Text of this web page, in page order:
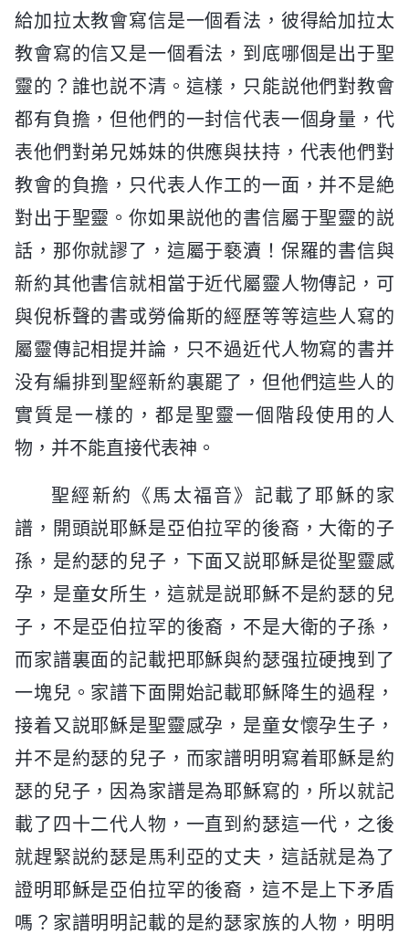
給加拉太教會寫信是一個看法，彼得給加拉太
教會寫的信又是一個看法，到底哪個是出于聖
靈的？誰也説不清。這樣，只能説他們對教會
都有負擔，但他們的一封信代表一個身量，代
表他們對弟兄姊妹的供應與扶持，代表他們對
教會的負擔，只代表人作工的一面，并不是絶
對出于聖靈。你如果説他的書信屬于聖靈的説
話，那你就謬了，這屬于褻瀆！保羅的書信與
新約其他書信就相當于近代屬靈人物傳記，可
與倪柝聲的書或勞倫斯的經歷等等這些人寫的
屬靈傳記相提并論，只不過近代人物寫的書并
没有編排到聖經新約裏罷了，但他們這些人的
實質是一樣的，都是聖靈一個階段使用的人
物，并不能直接代表神。
聖經新約《馬太福音》記載了耶穌的家
譜，開頭説耶穌是亞伯拉罕的後裔，大衛的子
孫，是約瑟的兒子，下面又説耶穌是從聖靈感
孕，是童女所生，這就是説耶穌不是約瑟的兒
子，不是亞伯拉罕的後裔，不是大衛的子孫，
而家譜裏面的記載把耶穌與約瑟强拉硬拽到了
一塊兒。家譜下面開始記載耶穌降生的過程，
接着又説耶穌是聖靈感孕，是童女懷孕生子，
并不是約瑟的兒子，而家譜明明寫着耶穌是約
瑟的兒子，因為家譜是為耶穌寫的，所以就記
載了四十二代人物，一直到約瑟這一代，之後
就趕緊説約瑟是馬利亞的丈夫，這話就是為了
證明耶穌是亞伯拉罕的後裔，這不是上下矛盾
嗎？家譜明明記載的是約瑟家族的人物，明明